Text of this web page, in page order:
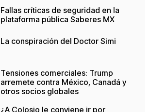
Fallas críticas de seguridad en la
plataforma pública Saberes MX
La conspiración del Doctor Simi
Tensiones comerciales: Trump
arremete contra México, Canadá y
otros socios globales
¿A Colosio le conviene ir por